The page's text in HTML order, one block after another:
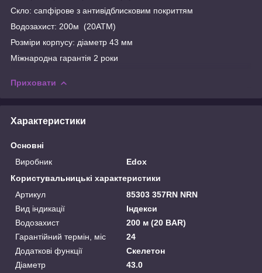
Скло: сапфірове з антивідблисковим покриттям
Водозахист: 200м (20АТМ)
Розміри корпусу: діаметр 43 мм
Міжнародна гарантія 2 роки
Приховати
Характеристики
Основні
Виробник
Edox
Користувальницькі характеристики
Артикул
85303 357RN NRN
Вид індикації
Індекси
Водозахист
200 м (20 BAR)
Гарантійний термін, міс
24
Додаткові функції
Скелетон
Діаметр
43.0